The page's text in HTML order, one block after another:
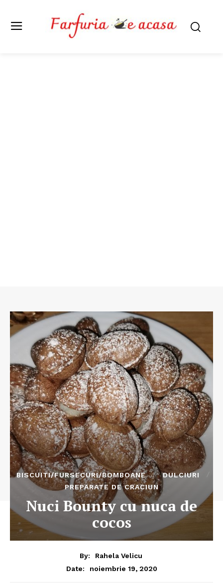
BISCUITI/FURSECURI/BOMBOANE
DULCIURI
PREPARATE DE CRACIUN
Nuci Bounty cu nuca de
cocos
By:
Rahela Velicu
Date:
noiembrie 19, 2020